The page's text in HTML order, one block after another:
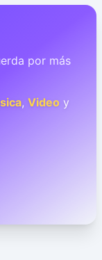
por más
, Video y